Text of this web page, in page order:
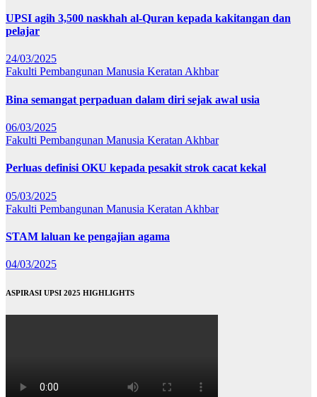
UPSI agih 3,500 naskhah al-Quran kepada kakitangan dan
pelajar
24/03/2025
Fakulti Pembangunan Manusia Keratan Akhbar
Bina semangat perpaduan dalam diri sejak awal usia
06/03/2025
Fakulti Pembangunan Manusia Keratan Akhbar
Perluas definisi OKU kepada pesakit strok cacat kekal
05/03/2025
Fakulti Pembangunan Manusia Keratan Akhbar
STAM laluan ke pengajian agama
04/03/2025
ASPIRASI UPSI 2025 HIGHLIGHTS